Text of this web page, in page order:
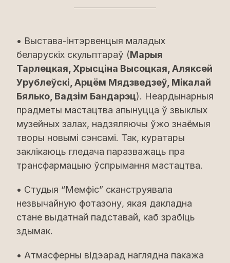
• Выстава-інтэрвенцыя маладых
беларускіх скульптараў (Марыя
Тарлецкая, Хрысціна Высоцкая, Аляксей
Урублеўскі, Арцём Мядзведзеў, Мікалай
Бялько, Вадзім Бандарэц). Неардынарныя
прадметы мастацтва апынуцца ў звыклых
музейных залах, надзяляючы ўжо знаёмыя
творы новымі сэнсамі. Так, куратары
заклікаюць гледача паразважаць пра
трансфармацыю ўспрымання мастацтва.
• Студыя “Мемфіс” сканструявала
незвычайную фотазону, якая дакладна
стане выдатнай падставай, каб зрабіць
здымак.
• Атмасферны відэарад наглядна пакажа